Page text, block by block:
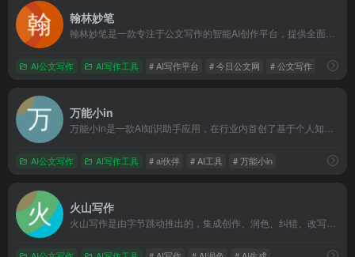
翰林妙笔
AI公文写作 AI写作工具 # AI写作平台 # 今日公文网 # 公文写作
万能小in
AI公文写作 AI写作工具 # ai伙伴 # AI工具 # 万能小in
火山写作